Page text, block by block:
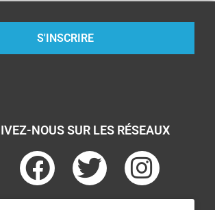
S'INSCRIRE
NOUS SUR LES RÉSEAUX
F
a
T
w
I
n